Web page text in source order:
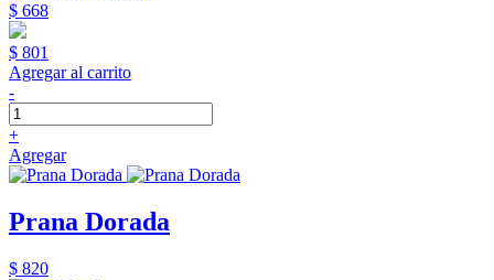
$ 668
$ 801
Agregar al carrito
-
+
Agregar
Prana Dorada
$ 820